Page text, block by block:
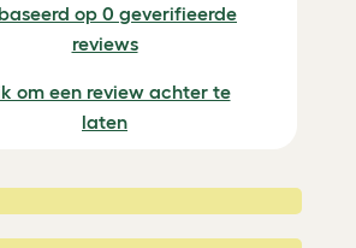
op 0 geverifieerde
reviews
om een review achter te
laten